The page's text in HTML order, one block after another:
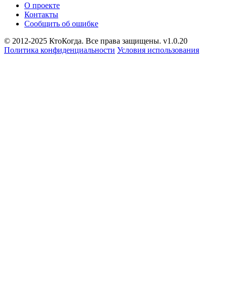
О проекте
Контакты
Сообщить об ошибке
© 2012-2025 КтоКогда. Все права защищены. v1.0.20
Политика конфиденциальности Условия использования